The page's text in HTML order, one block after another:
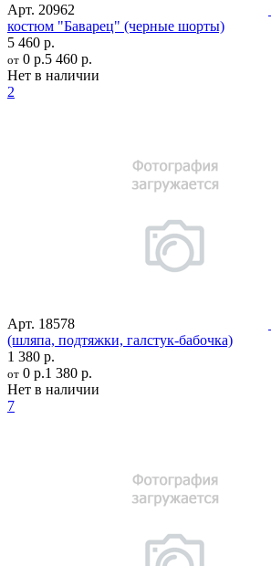
Арт. 20962
костюм "Баварец" (черные шорты)
5 460 р.
от 0 р.5 460 р.
Нет в наличии
2
Арт. 18578
(шляпа, подтяжки, галстук-бабочка)
1 380 р.
от 0 р.1 380 р.
Нет в наличии
7